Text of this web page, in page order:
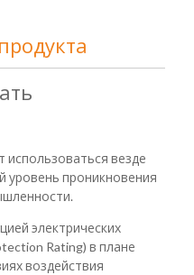
использоваться везде
уровень проникновения
электрических
Rating) в плане
воздействия